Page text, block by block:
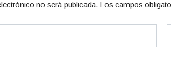
no será publicada. Los campos